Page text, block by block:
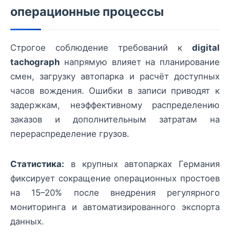
операционные процессы
Строгое соблюдение требований к digital
tachograph напрямую влияет на планирование
смен, загрузку автопарка и расчёт доступных
часов вождения. Ошибки в записи приводят к
задержкам, неэффективному распределению
заказов и дополнительным затратам на
перераспределение грузов.
Статистика: в крупных автопарках Германия
фиксирует сокращение операционных простоев
на 15–20% после внедрения регулярного
мониторинга и автоматизированного экспорта
данных.